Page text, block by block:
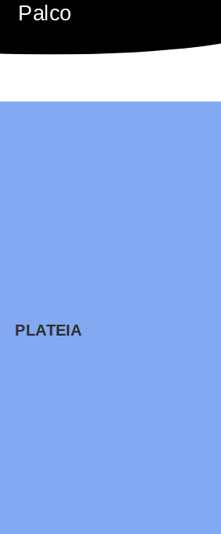
PLATEIA
Palco